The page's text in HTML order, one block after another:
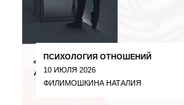
ПСИХОЛОГИЯ ОТНОШЕНИЙ
10 ИЮЛЯ 2026
ФИЛИМОШКИНА НАТАЛИЯ